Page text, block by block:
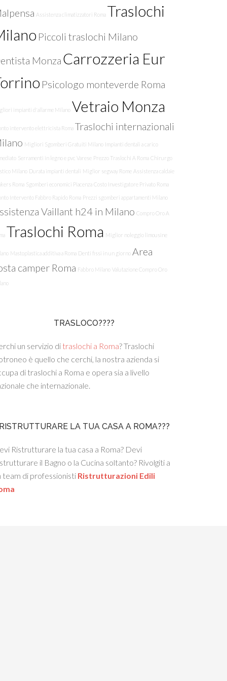
Assistenza climatizzatori Roma Traslochi
Piccoli traslochi Milano
Monza Carrozzeria Eur
Psicologo monteverde Roma
impianti d'allarme Milano Vetraio Monza
intervento elettricista Roma Traslochi internazionali
Migliori Sgomberi Gratuiti Milano Impianti dentali a carico
Serramenti in legno e pvc Varese Prezzo Traslochi A Roma Chirurgo
Milano Durata impianti dentali Miglior segway Rome Assistenza caldaie
Roma Sgomberi economici Piacenza Costo Investigatore Privato Roma
Intervento Fabbro Rapido Roma Prezzi sgomberi appartamenti Milano
Vaillant h24 in Milano Compro Oro A
Traslochi Roma Miglior noleggio limousine
Mastoplastica additiva a Roma Denti fissi in un giorno Area
camper Roma Fabbro Milano Valutazione Compro Oro
TRASLOCO????
un servizio di traslochi a Roma? Traslochi
è quello che cerchi, la nostra azienda si
di traslochi a Roma e opera sia a livello
che internazionale.
RISTRUTTURARE LA TUA CASA A ROMA???
Ristrutturare la tua casa a Roma? Devi
il Bagno o la Cucina soltanto? Rivolgiti a
team di professionisti Ristrutturazioni Edili